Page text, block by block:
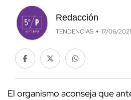
Redacción
TENDENCIAS 17/06/
El organismo aconseja que